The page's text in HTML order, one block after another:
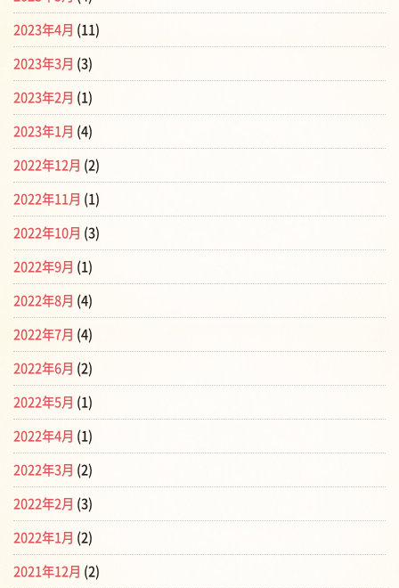
2023年4月 (11)
2023年3月 (3)
2023年2月 (1)
2023年1月 (4)
2022年12月 (2)
2022年11月 (1)
2022年10月 (3)
2022年9月 (1)
2022年8月 (4)
2022年7月 (4)
2022年6月 (2)
2022年5月 (1)
2022年4月 (1)
2022年3月 (2)
2022年2月 (3)
2022年1月 (2)
2021年12月 (2)